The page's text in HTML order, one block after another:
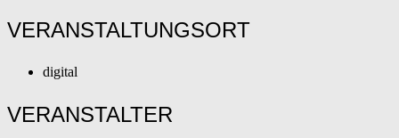
VERANSTALTUNGSORT
digital
VERANSTALTER